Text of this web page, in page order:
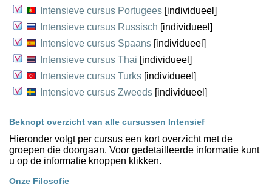
Intensieve cursus Portugees [individueel]
Intensieve cursus Russisch [individueel]
Intensieve cursus Spaans [individueel]
Intensieve cursus Thai [individueel]
Intensieve cursus Turks [individueel]
Intensieve cursus Zweeds [individueel]
Beknopt overzicht van alle cursussen Intensief
Hieronder volgt per cursus een kort overzicht met de
groepen die doorgaan. Voor gedetailleerde informatie kunt
u op de informatie knoppen klikken.
Onze Filosofie